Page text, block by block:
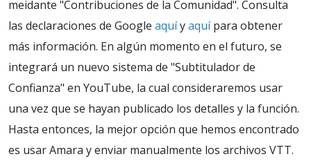
meidante "Contribuciones de la Comunidad". Consulta
las declaraciones de Google aquíyaquípara obtener
más información. En algún momento en el futuro, se
integrará un nuevo sistema de "Subtitulador de
Confianza" en YouTube, la cual consideraremos usar
una vez que se hayan publicado los detalles y la función.
Hasta entonces, la mejor opción que hemos encontrado
es usar Amara y enviar manualmente los archivos VTT.